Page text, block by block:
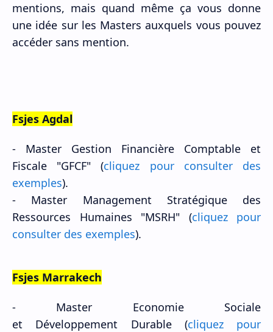
mentions, mais quand même ça vous donne
une idée sur les Masters auxquels vous pouvez
accéder sans mention.
Fsjes Agdal
- Master Gestion Financière Comptable et
Fiscale "GFCF" (cliquez pour consulter des
exemples).
- Master Management Stratégique des
Ressources Humaines "MSRH" (cliquez pour
consulter des exemples).
Fsjes Marrakech
- Master Economie Sociale
et Développement Durable (cliquez pour